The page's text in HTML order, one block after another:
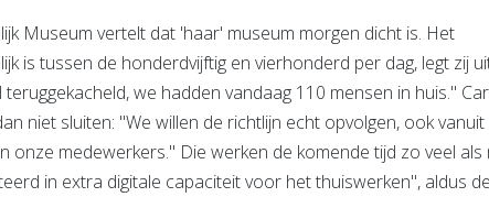
Museum vertelt dat 'haar' museum morgen dicht is. Het
is tussen de honderdvijftig en vierhonderd per dag, legt zij
we hadden vandaag 110 mensen in huis."
niet sluiten: "We willen de richtlijn echt opvolgen, ook
onze medewerkers." Die werken de komende tijd zo veel als
in extra digitale capaciteit voor het thuiswerken", aldus de